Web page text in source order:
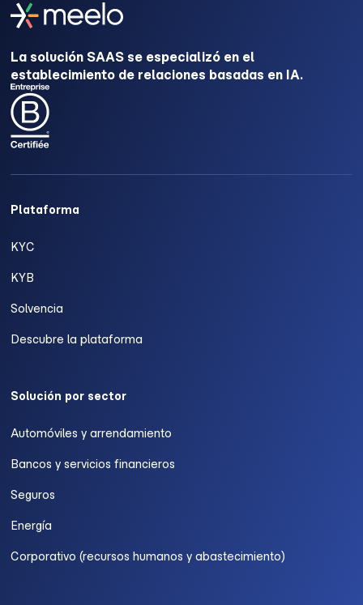
La solución SAAS se especializó en el
establecimiento de relaciones basadas en IA.
Plataforma
KYC
KYB
Solvencia
Descubre la plataforma
Solución por sector
Automóviles y arrendamiento
Bancos y servicios financieros
Seguros
Energía
Corporativo (recursos humanos y abastecimiento)